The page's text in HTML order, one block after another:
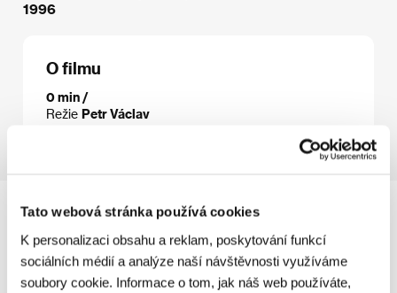
Tato webová stránka používá cookies
K personalizaci obsahu a reklam, poskytování funkcí
sociálních médií a analýze naší návštěvnosti využíváme
soubory cookie. Informace o tom, jak náš web používáte,
1996
O filmu
0 min /
Režie Petr Václav